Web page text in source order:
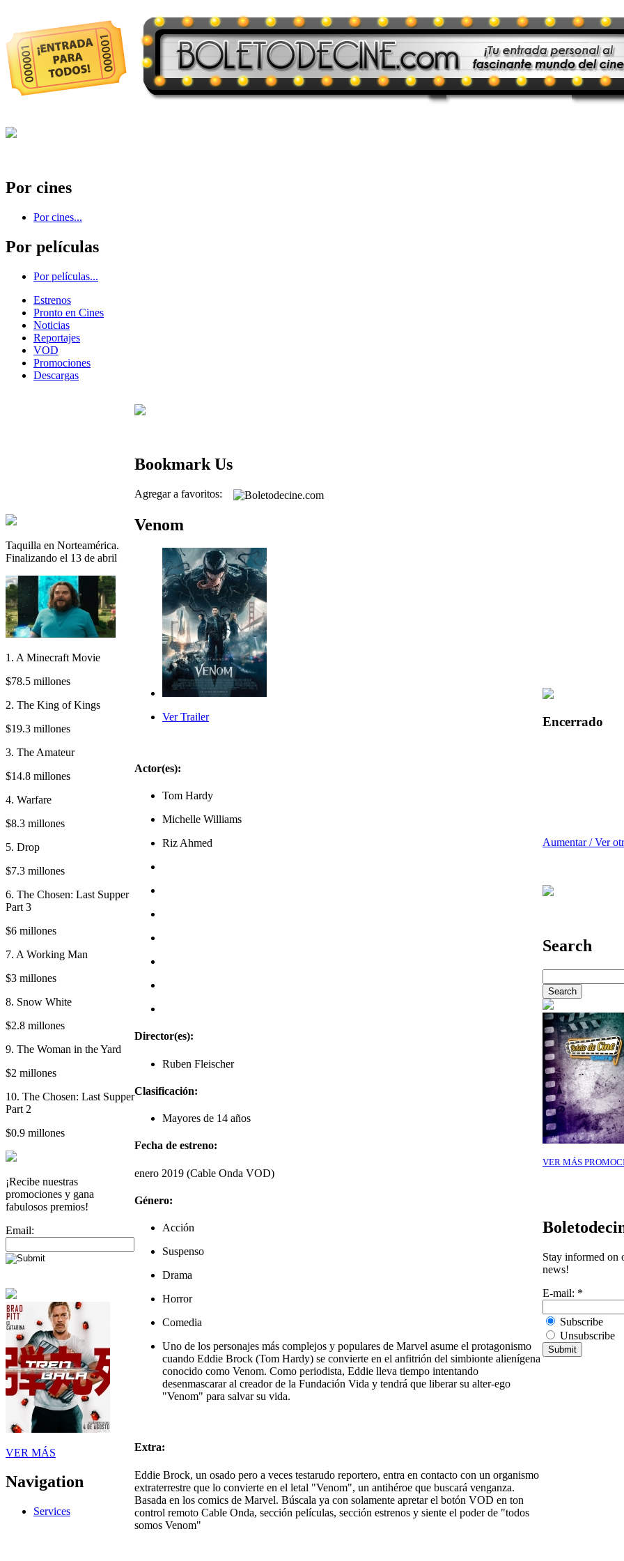
Por cines
Por cines...
Por películas
Por películas...
Estrenos
Pronto en Cines
Noticias
Reportajes
VOD
Promociones
Descargas
Taquilla en Norteamérica.
Finalizando el 13 de abril
1. A Minecraft Movie
$78.5 millones
2. The King of Kings
$19.3 millones
3. The Amateur
$14.8 millones
4. Warfare
$8.3 millones
5. Drop
$7.3 millones
6. The Chosen: Last Supper
Part 3
$6 millones
7. A Working Man
$3 millones
8. Snow White
$2.8 millones
9. The Woman in the Yard
$2 millones
10. The Chosen: Last Supper
Part 2
$0.9 millones
¡Recibe nuestras
promociones y gana
fabulosos premios!
Email:
VER MÁS
Navigation
Services
Bookmark Us
Agregar a favoritos:
Venom
Ver Trailer
Actor(es):
Tom Hardy
Michelle Williams
Riz Ahmed
Director(es):
Ruben Fleischer
Clasificación:
Mayores de 14 años
Fecha de estreno:
enero 2019 (Cable Onda VOD)
Género:
Acción
Suspenso
Drama
Horror
Comedia
Uno de los personajes más complejos y populares de Marvel asume el protagonismo
cuando Eddie Brock (Tom Hardy) se convierte en el anfitrión del simbionte alienígena
conocido como Venom. Como periodista, Eddie lleva tiempo intentando
desenmascarar al creador de la Fundación Vida y tendrá que liberar su alter-ego
"Venom" para salvar su vida.
Extra:
Eddie Brock, un osado pero a veces testarudo reportero, entra en contacto con un organismo
extraterrestre que lo convierte en el letal "Venom", un antihéroe que buscará venganza.
Basada en los comics de Marvel. Búscala ya con solamente apretar el botón VOD en ton
control remoto Cable Onda, sección películas, sección estrenos y siente el poder de "todos
somos Venom"
Encerrado
Aumentar / Ver
Search
VER MÁS
Stay informed on
news!
E-mail: *
Subscribe
Unsubscribe